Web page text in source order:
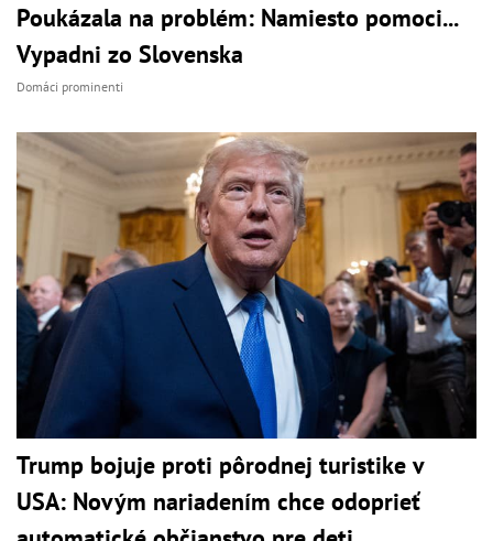
Poukázala na problém: Namiesto pomoci...
Vypadni zo Slovenska
Domáci prominenti
Trump bojuje proti pôrodnej turistike v
USA: Novým nariadením chce odoprieť